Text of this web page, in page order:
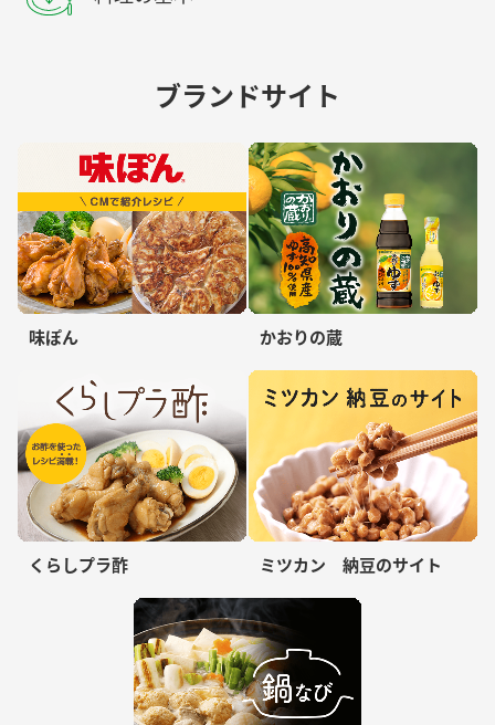
ブランドサイト
味ぽん かおりの蔵
くらしプラ酢 ミツカン 納豆のサイト